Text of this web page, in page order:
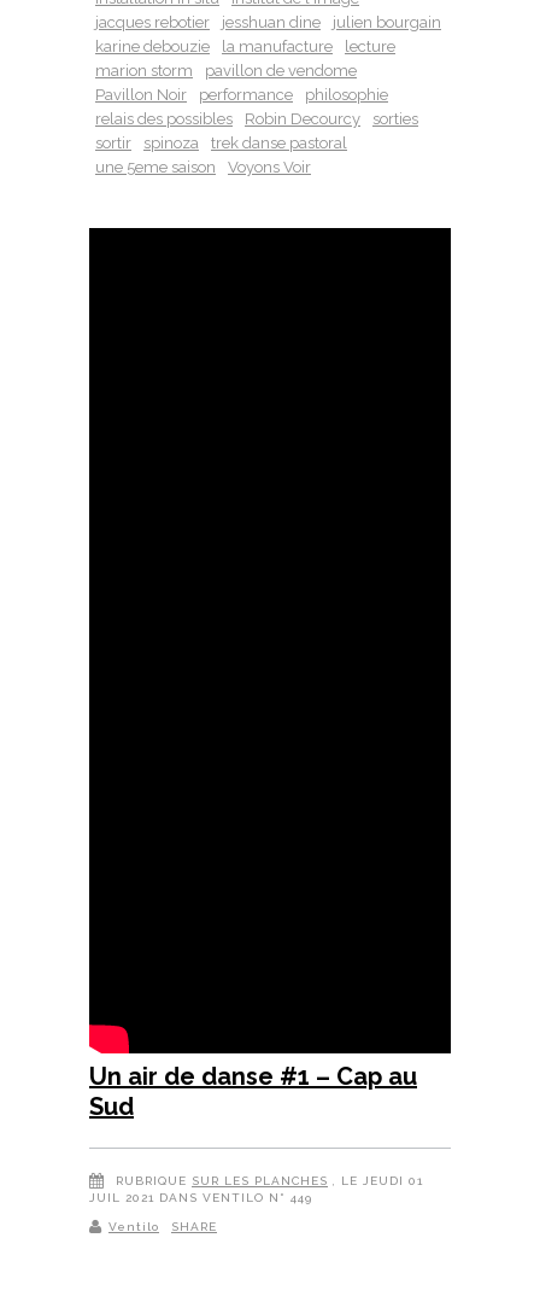
jacques rebotier
jesshuan dine
julien bourgain
karine debouzie
la manufacture
lecture
marion storm
pavillon de vendome
Pavillon Noir
performance
philosophie
relais des possibles
Robin Decourcy
sorties
sortir
spinoza
trek danse pastoral
une 5eme saison
Voyons Voir
Un air de danse #1 – Cap au
Sud
RUBRIQUE SUR LES PLANCHES
, LE JEUDI 01
JUIL 2021 DANS VENTILO N° 449
Ventilo SHARE